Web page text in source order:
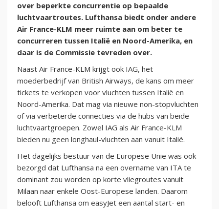
over beperkte concurrentie op bepaalde
luchtvaartroutes. Lufthansa biedt onder andere
Air France-KLM meer ruimte aan om beter te
concurreren tussen Italië en Noord-Amerika, en
daar is de Commissie tevreden over.
Naast Air France-KLM krijgt ook IAG, het
moederbedrijf van British Airways, de kans om meer
tickets te verkopen voor vluchten tussen Italië en
Noord-Amerika. Dat mag via nieuwe non-stopvluchten
of via verbeterde connecties via de hubs van beide
luchtvaartgroepen. Zowel IAG als Air France-KLM
bieden nu geen longhaul-vluchten aan vanuit Italië.
Het dagelijks bestuur van de Europese Unie was ook
bezorgd dat Lufthansa na een overname van ITA te
dominant zou worden op korte vliegroutes vanuit
Milaan naar enkele Oost-Europese landen. Daarom
belooft Lufthansa om easyJet een aantal start- en